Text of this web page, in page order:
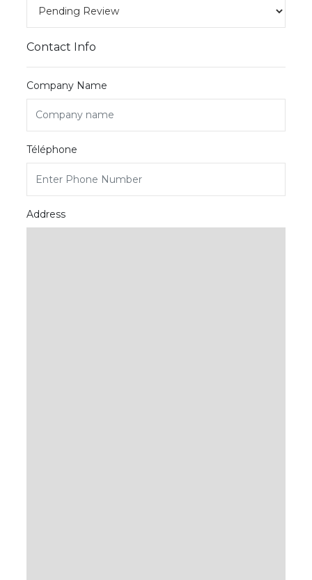
Contact Info
Company Name
Téléphone
Address